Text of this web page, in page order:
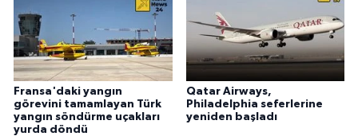
Fransa'daki yangın
görevini tamamlayan Türk
yangın söndürme uçakları
yurda döndü
Qatar Airways,
Philadelphia seferlerine
yeniden başladı